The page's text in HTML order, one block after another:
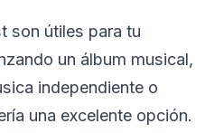
son útiles para tu
un álbum musical,
independiente o
una excelente opción.